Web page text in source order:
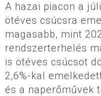
A hazai piacon a
ötéves csúcsra
magasabb, mint
rendszerterhelés
is ötéves csúcsot
2,6%-kal
és a naperőművek